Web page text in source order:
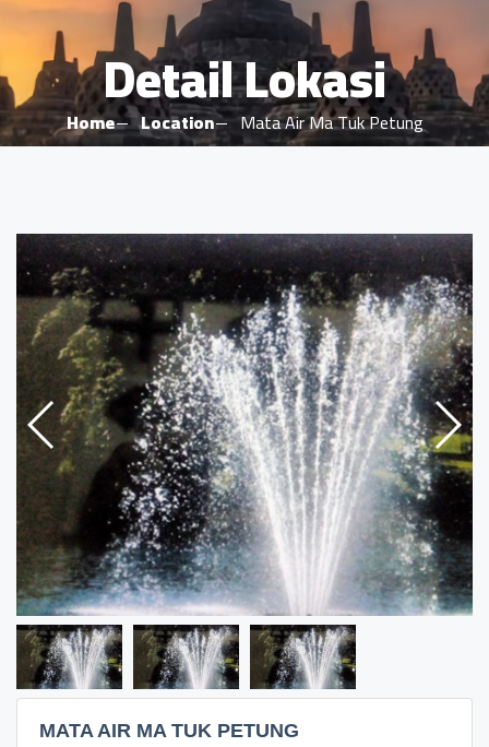
Detail Lokasi
Home Location Mata Air Ma Tuk Petung
MATA AIR MA TUK PETUNG